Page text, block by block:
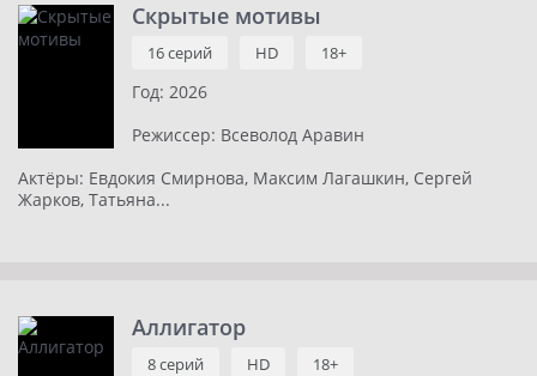
Скрытые мотивы
16 серий HD 18+
Год: 2026
Режиссер: Всеволод Аравин
Актёры: Евдокия Смирнова, Максим Лагашкин, Сергей
Жарков, Татьяна...
Аллигатор
8 серий HD 18+